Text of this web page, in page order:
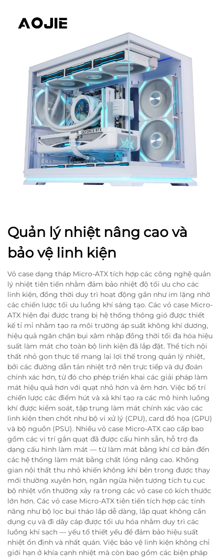
Quản lý nhiệt nâng cao và
bảo vệ linh kiện
Vỏ case dạng tháp Micro-ATX tích hợp các công nghệ quản
lý nhiệt tiên tiến nhằm đảm bảo nhiệt độ tối ưu cho các
linh kiện, đồng thời duy trì hoạt động gần như im lặng nhờ
các chiến lược tối ưu luồng khí sáng tạo. Các vỏ case Micro-
ATX hiện đại được trang bị hệ thống thông gió được thiết
kế tỉ mỉ nhằm tạo ra môi trường áp suất không khí dương,
hiệu quả ngăn chặn bụi xâm nhập đồng thời tối đa hóa hiệu
suất làm mát cho toàn bộ linh kiện đã lắp đặt. Thể tích nội
thất nhỏ gọn thực tế mang lại lợi thế trong quản lý nhiệt,
bởi các đường dẫn tản nhiệt trở nên trực tiếp và dự đoán
chính xác hơn, từ đó cho phép triển khai các giải pháp làm
mát hiệu quả hơn với quạt nhỏ hơn và êm hơn. Việc bố trí
chiến lược các điểm hút và xả khí tạo ra các mô hình luồng
khí được kiểm soát, tập trung làm mát chính xác vào các
linh kiện then chốt như bộ vi xử lý (CPU), card đồ họa (GPU)
và bộ nguồn (PSU). Nhiều vỏ case Micro-ATX cao cấp bao
gồm các vị trí gắn quạt đã được cấu hình sẵn, hỗ trợ đa
dạng cấu hình làm mát — từ làm mát bằng khí cơ bản đến
các hệ thống làm mát bằng chất lỏng nâng cao. Không
gian nội thất thu nhỏ khiến không khí bên trong được thay
mới thường xuyên hơn, ngăn ngừa hiện tượng tích tụ cục
bộ nhiệt vốn thường xảy ra trong các vỏ case có kích thước
lớn hơn. Các vỏ case Micro-ATX tiên tiến tích hợp các tính
năng như bộ lọc bụi tháo lắp dễ dàng, lắp quạt không cần
dụng cụ và đi dây cáp được tối ưu hóa nhằm duy trì các
luồng khí sạch — yếu tố thiết yếu để đảm bảo hiệu suất
nhiệt ổn định và nhất quán. Việc bảo vệ linh kiện không chỉ
giới hạn ở khía cạnh nhiệt mà còn bao gồm các biện pháp